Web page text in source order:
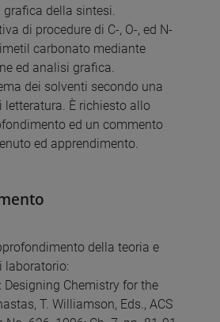
grafica della sintesi.
di procedure di C-, O-, ed N-
carbonato mediante
ed analisi grafica.
dei solventi secondo una
letteratura. È richiesto allo
ed un commento
ed apprendimento.
della teoria e
laboratorio:
Designing Chemistry for the
T. Williamson, Eds., ACS